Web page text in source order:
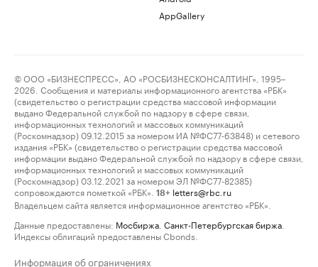
AppGallery
© ООО «БИЗНЕСПРЕСС», АО «РОСБИЗНЕСКОНСАЛТИНГ», 1995–
2026. Сообщения и материалы информационного агентства «РБК»
(свидетельство о регистрации средства массовой информации
выдано Федеральной службой по надзору в сфере связи,
информационных технологий и массовых коммуникаций
(Роскомнадзор) 09.12.2015 за номером ИА №ФС77-63848) и сетевого
издания «РБК» (свидетельство о регистрации средства массовой
информации выдано Федеральной службой по надзору в сфере связи,
информационных технологий и массовых коммуникаций
(Роскомнадзор) 03.12.2021 за номером ЭЛ №ФС77-82385)
сопровождаются пометкой «РБК».
18+ letters@rbc.ru
Владельцем сайта является информационное агентство «РБК».
Данные предоставлены: Мосбиржа Санкт-Петербургская биржа
Индексы облигаций предоставлены Cbonds.
Информация об ограничениях